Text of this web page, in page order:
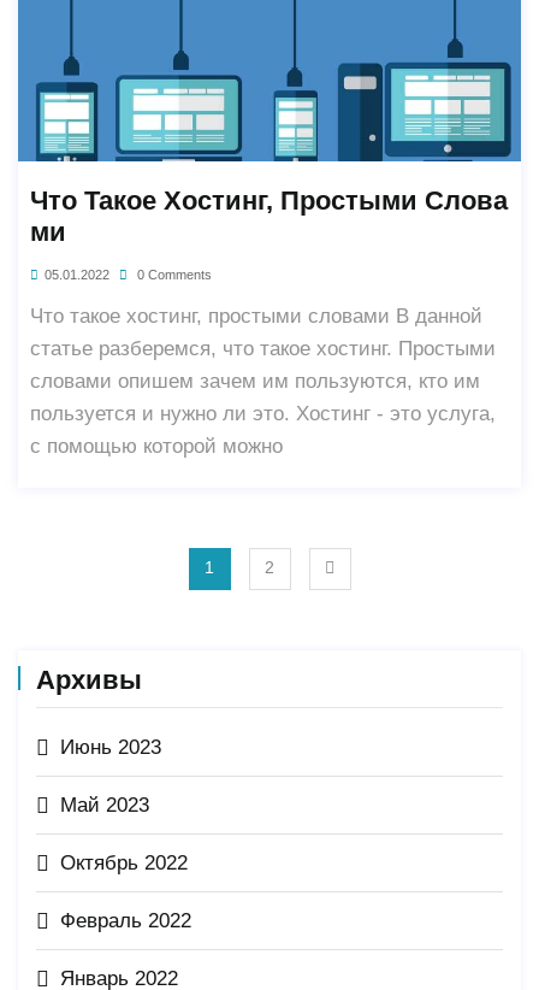
Что Такое Хостинг, Простыми Слова
Ми
05.01.2022 0 Comments
Что такое хостинг, простыми словами В данной
статье разберемся, что такое хостинг. Простыми
словами опишем зачем им пользуются, кто им
пользуется и нужно ли это. Хостинг - это услуга,
с помощью которой можно
1 2
Архивы
Июнь 2023
Май 2023
Октябрь 2022
Февраль 2022
Январь 2022